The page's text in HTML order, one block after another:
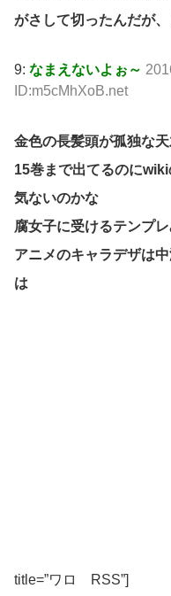
がさして切ったんだが、
9: なまえないよぉ～
ID:m5cMhXoB.net
金色の長髪頭が孤独な
15巻まで出てるのに
気ないのかな
腐女子に受けるテンプ
アニメのキャラデザは
は
title=”ワロ RSS”]